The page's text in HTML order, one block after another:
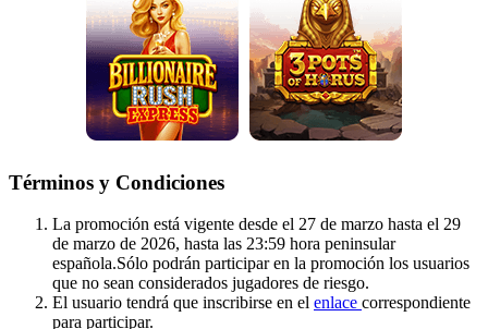
Términos y Condiciones
La promoción está vigente desde el 27 de marzo hasta el 29
de marzo de 2026, hasta las 23:59 hora peninsular
española.Sólo podrán participar en la promoción los usuarios
que no sean considerados jugadores de riesgo.
El usuario tendrá que inscribirse en el enlace correspondiente
para participar.